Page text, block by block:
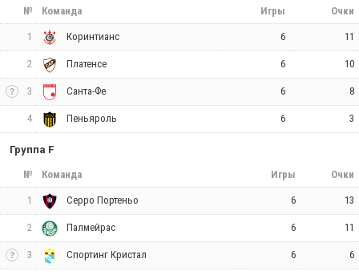
№ Команда Игры Очки
1 Коринтианс 6 11
2 Платенсе 6 10
3 Санта-Фе 6 8
4 Пеньяроль 6 3
Группа F
№ Команда Игры Очки
1 Серро Портеньо 6 13
2 Палмейрас 6 11
3 Спортинг Кристал 6 6